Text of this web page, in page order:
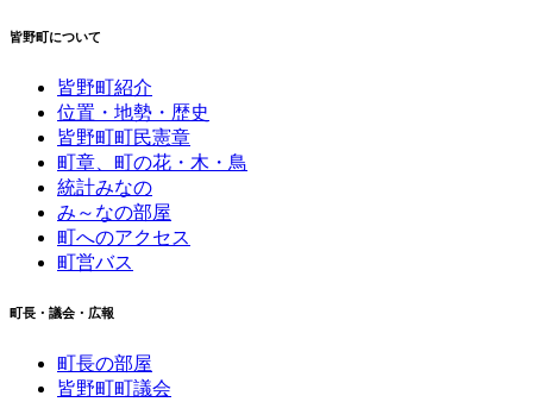
皆野町について
皆野町紹介
位置・地勢・歴史
皆野町町民憲章
町章、町の花・木・鳥
統計みなの
み～なの部屋
町へのアクセス
町営バス
町長・議会・広報
町長の部屋
皆野町町議会